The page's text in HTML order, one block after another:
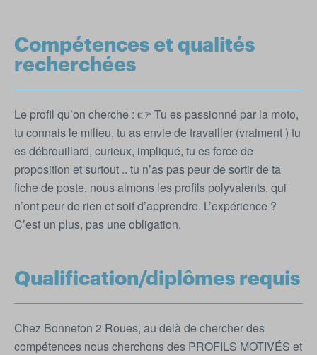
Compétences et qualités
recherchées
Le profil qu’on cherche : 👉 Tu es passionné par la moto,
tu connais le milieu, tu as envie de travailler (vraiment ) tu
es débrouillard, curieux, impliqué, tu es force de
proposition et surtout .. tu n’as pas peur de sortir de ta
fiche de poste, nous aimons les profils polyvalents, qui
n’ont peur de rien et soif d’apprendre. L’expérience ?
C’est un plus, pas une obligation.
Qualification/diplômes requis
Chez Bonneton 2 Roues, au delà de chercher des
compétences nous cherchons des PROFILS MOTIVÉS et